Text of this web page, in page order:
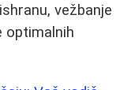
vežbanje
optimalnih